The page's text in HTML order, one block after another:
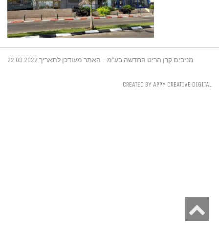
מניבים קרן הריט החדשה בע"מ - האתר מעודכן לתאריך 22.03.2022
CREATED BY APPY CREATIVE DIGITAL